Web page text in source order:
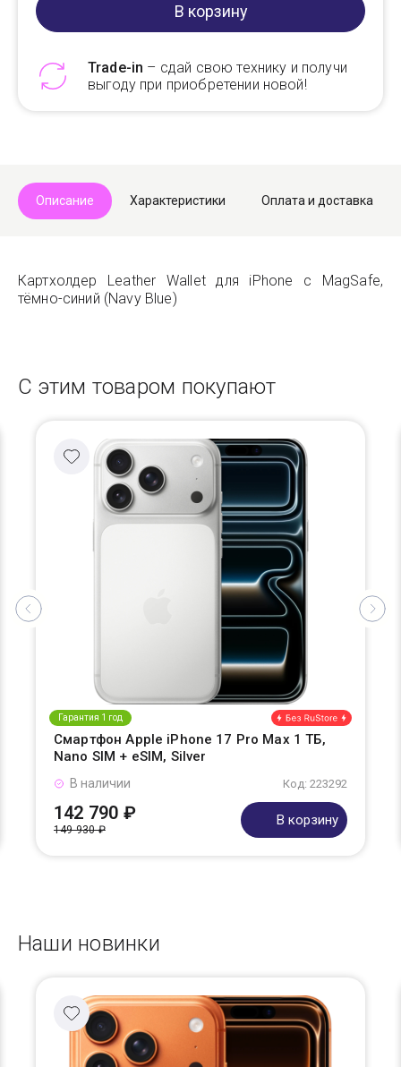
В корзину
Trade-in – сдай свою технику и получи
выгоду при приобретении новой!
Описание Характеристики Оплата и доставка
Картхолдер Leather Wallet для iPhone с MagSafe,
тёмно-синий (Navy Blue)
С этим товаром покупают
Гарантия 1 год
Смартфон Apple iPhone 17 Pro Max 1 ТБ,
Nano SIM + eSIM, Silver
Код: 223292
В наличии
142 790 ₽
149 930 ₽
В корзину
Наши новинки